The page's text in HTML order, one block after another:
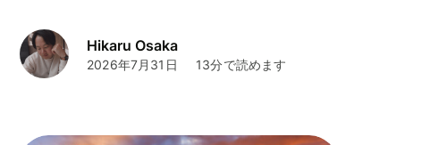
Hikaru Osaka
2026年7月31日 13分で読めます